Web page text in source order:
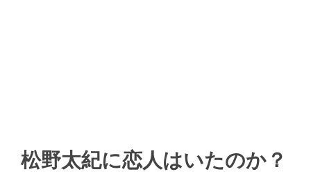
松野太紀に恋人はいたのか？